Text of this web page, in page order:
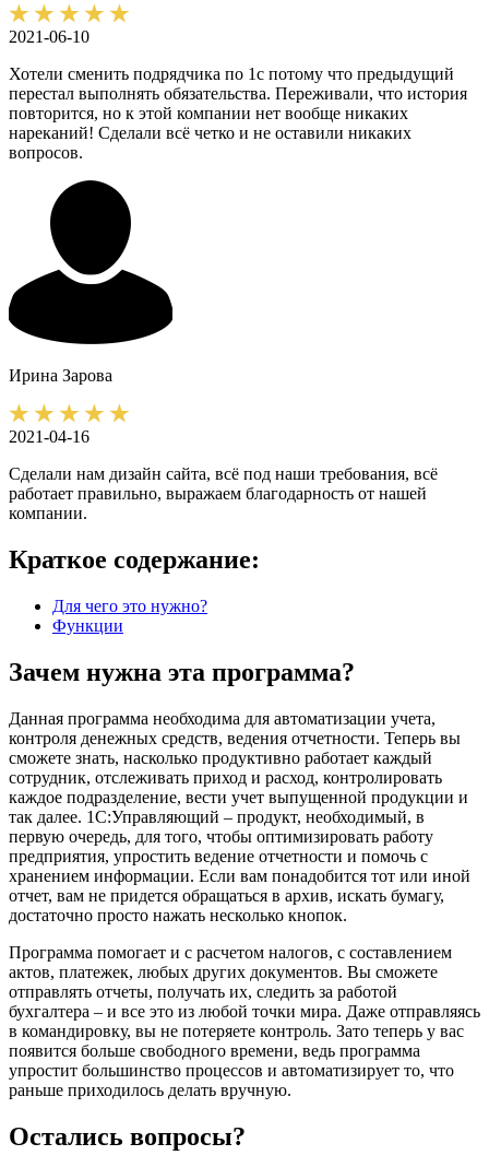
2021-06-10
Хотели сменить подрядчика по 1с потому что предыдущий
перестал выполнять обязательства. Переживали, что история
повторится, но к этой компании нет вообще никаких
нареканий! Сделали всё четко и не оставили никаких
вопросов.
Ирина Зарова
2021-04-16
Сделали нам дизайн сайта, всё под наши требования, всё
работает правильно, выражаем благодарность от нашей
компании.
Краткое содержание:
Для чего это нужно?
Функции
Зачем нужна эта программа?
Данная программа необходима для автоматизации учета,
контроля денежных средств, ведения отчетности. Теперь вы
сможете знать, насколько продуктивно работает каждый
сотрудник, отслеживать приход и расход, контролировать
каждое подразделение, вести учет выпущенной продукции и
так далее. 1С:Управляющий – продукт, необходимый, в
первую очередь, для того, чтобы оптимизировать работу
предприятия, упростить ведение отчетности и помочь с
хранением информации. Если вам понадобится тот или иной
отчет, вам не придется обращаться в архив, искать бумагу,
достаточно просто нажать несколько кнопок.
Программа помогает и с расчетом налогов, с составлением
актов, платежек, любых других документов. Вы сможете
отправлять отчеты, получать их, следить за работой
бухгалтера – и все это из любой точки мира. Даже отправляясь
в командировку, вы не потеряете контроль. Зато теперь у вас
появится больше свободного времени, ведь программа
упростит большинство процессов и автоматизирует то, что
раньше приходилось делать вручную.
Остались вопросы?